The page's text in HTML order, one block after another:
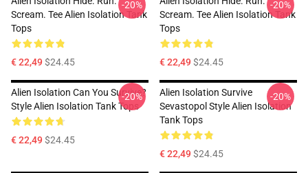
Scream. Tee Alien Isolation Tank
Tops
€ 22,49$24.45
-20%
Scream. Tee Alien Isolation Tank
Tops
€ 22,49$24.45
-20%
Alien Isolation Can You Survive?
Style Alien Isolation Tank Tops
€ 22,49$24.45
-20%
Alien Isolation Survive
Sevastopol Style Alien Isolation
Tank Tops
€ 22,49$24.45
-20%